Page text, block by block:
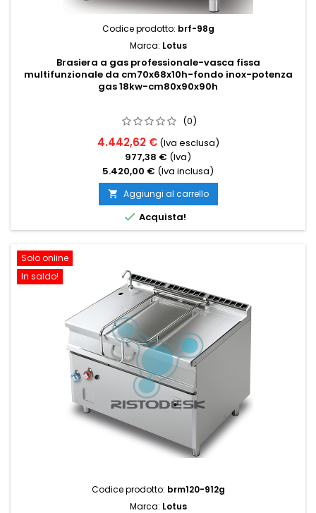
Codice prodotto: brf-98g
Marca: Lotus
Brasiera a gas professionale-vasca fissa
multifunzionale da cm70x68x10h-fondo inox-potenza
gas 18kw-cm80x90x90h
(0)
4.442,62 € (Iva esclusa)
977,38 € (Iva)
5.420,00 € (Iva inclusa)
 Aggiungi al carrello
 Acquista!
Solo online
In saldo!
Codice prodotto: brm120-912g
Marca: Lotus